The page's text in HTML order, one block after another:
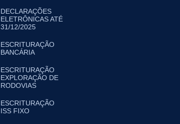
DECLARAÇÕES
ELETRÔNICAS ATÉ
31/12/2025
ESCRITURAÇÃO
BANCÁRIA
ESCRITURAÇÃO
EXPLORAÇÃO DE
RODOVIAS
ESCRITURAÇÃO
ISS FIXO